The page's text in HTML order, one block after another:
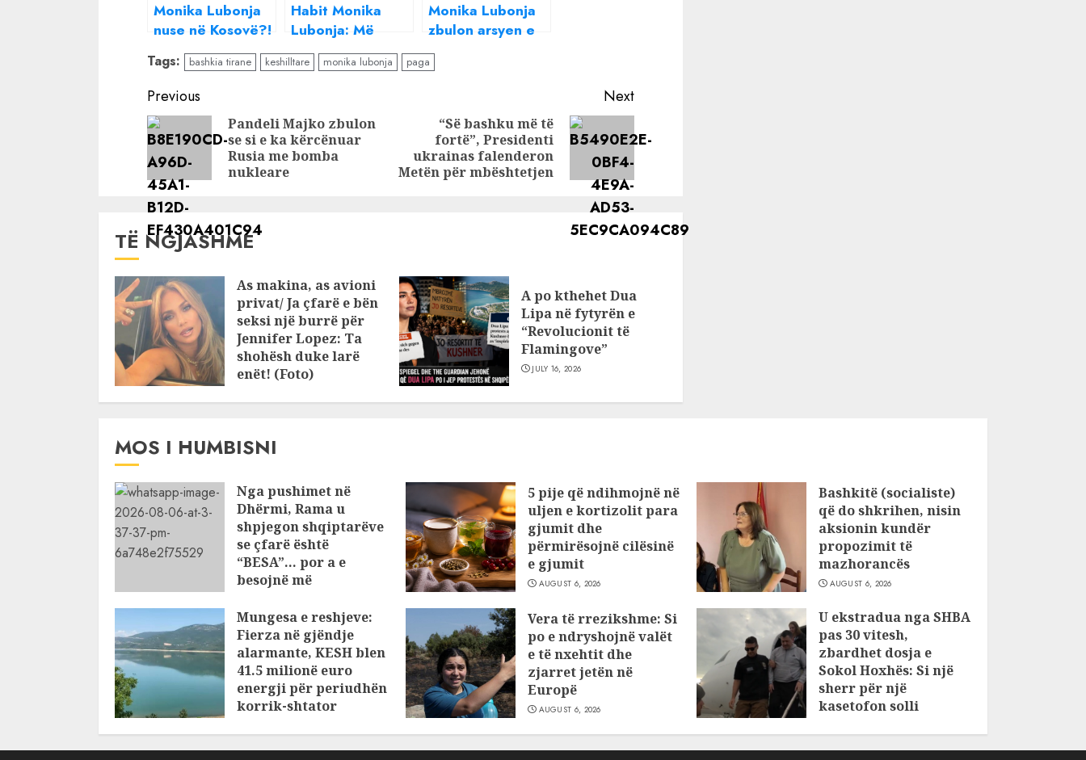
Monika Lubonja
nuse në Kosovë?!
Einxhel Shkira
bën deklaratën e
papritur, reagon
aktorja
Habit Monika
Lubonja: Më
thotë mami pse
vjen vonë se të
Monika Lubonja
zbulon arsyen e
prishjes së
miqësisë së
ku e more vesh
Tags: bashkia tirane keshilltare monika lubonja paga
Continue
Reading
Previous
Previous
post:
Pandeli Majko zbulon
se si e ka kërcënuar
Rusia me bomba
nukleare
Next
post:
“Së bashku më të
fortë”, Presidenti
ukrainas falenderon
Metën për mbështetjen
TË NGJASHME
As makina, as avioni
privat/ Ja çfarë e bën
seksi një burrë për
Jennifer Lopez: Ta
shohësh duke larë
enët! (Foto)
A po kthehet Dua
Lipa në fytyrën e
“Revolucionit të
Flamingove”
JULY 16, 2026
MOS I HUMBISNI
Nga pushimet në
Dhërmi, Rama u
shpjegon shqiptarëve
se çfarë është
“BESA”… por a e
besojnë më
AUGUST 6, 2026
5 pije që ndihmojnë në
uljen e kortizolit para
gjumit dhe
përmirësojnë cilësinë
e gjumit
AUGUST 6, 2026
Bashkitë (socialiste)
që do shkrihen, nisin
aksionin kundër
propozimit të
mazhorancës
AUGUST 6, 2026
Mungesa e reshjeve:
Fierza në gjëndje
alarmante, KESH blen
41.5 milionë euro
energji për periudhën
korrik-shtator
Vera të rrezikshme: Si
po e ndryshojnë valët
e të nxehtit dhe
zjarret jetën në
Europë
AUGUST 6, 2026
U ekstradua nga SHBA
pas 30 vitesh,
zbardhet dosja e
Sokol Hoxhës: Si një
sherr për një
kasetofon solli